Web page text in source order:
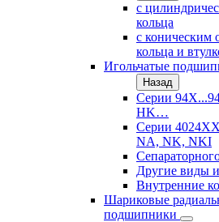
с
кольца
с коническим
кольца и
Игольчатые
Назад
Серии
HK…
Серии
NA, NK, NKI
Другие виды
Внутренние
Шариковые
подшипники